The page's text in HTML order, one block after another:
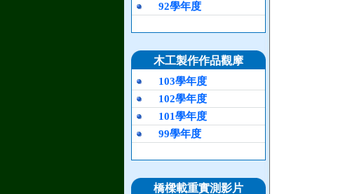
92學年度
木工製作作品觀摩
103學年度
102學年度
101學年度
99學年度
橋樑載重實測影片